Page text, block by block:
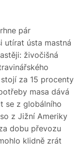
pár
utírat ústa mastná
živočišná
za 15 procenty
masa dává
se z globálního
z Jižní Ameriky
dobu převozu
klidně zrát